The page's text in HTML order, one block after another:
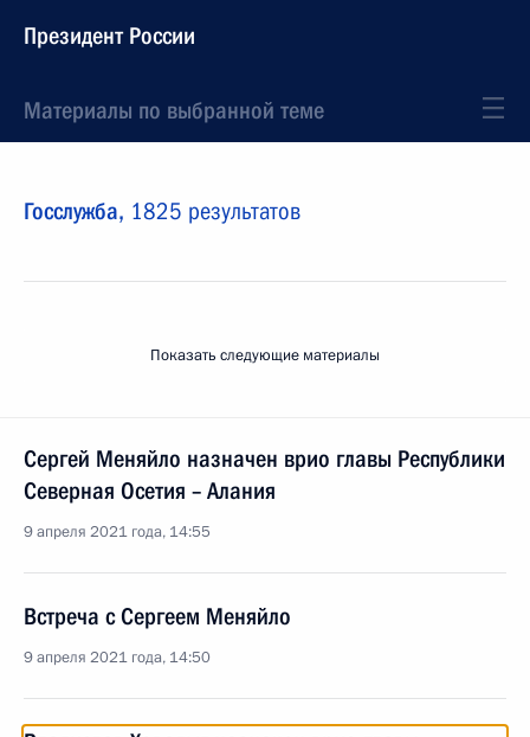
Президент России
Материалы по выбранной теме
Госслужба, 1825 результатов
Показать следующие материалы
Сергей Меняйло назначен врио главы Республики
Северная Осетия – Алания
9 апреля 2021 года, 14:55
Встреча с Сергеем Меняйло
9 апреля 2021 года, 14:50